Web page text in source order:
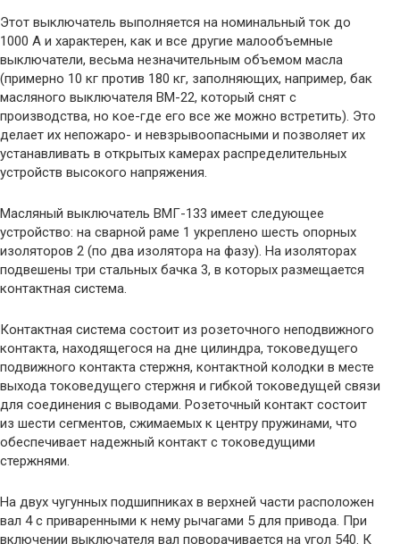
Этот выключатель выполняется на номинальный ток до
1000 А и характерен, как и все другие малообъемные
выключатели, весьма незначительным объемом масла
(примерно 10 кг против 180 кг, заполняющих, например, бак
масляного выключателя ВМ-22, который снят с
производства, но кое-где его все же можно встретить). Это
делает их непожаро- и невзрывоопасными и позволяет их
устанавливать в открытых камерах распределительных
устройств высокого напряжения.
Масляный выключатель ВМГ-133 имеет следующее
устройство: на сварной раме 1 укреплено шесть опорных
изоляторов 2 (по два изолятора на фазу). На изоляторах
подвешены три стальных бачка 3, в которых размещается
контактная система.
Контактная система состоит из розеточного неподвижного
контакта, находящегося на дне цилиндра, токоведущего
подвижного контакта стержня, контактной колодки в месте
выхода токоведущего стержня и гибкой токоведущей связи
для соединения с выводами. Розеточный контакт состоит
из шести сегментов, сжимаемых к центру пружинами, что
обеспечивает надежный контакт с токоведущими
стержнями.
На двух чугунных подшипниках в верхней части расположен
вал 4 с приваренными к нему рычагами 5 для привода. При
включении выключателя вал поворачивается на угол 540. К